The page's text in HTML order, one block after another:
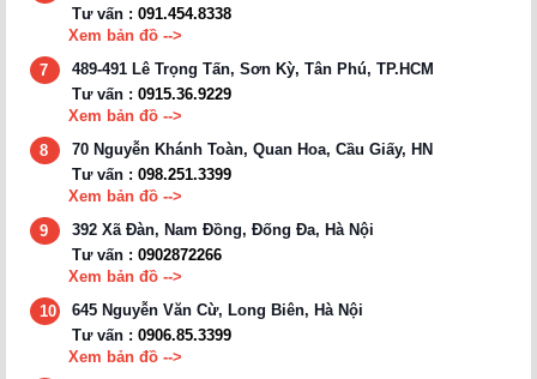
Tư vấn : 091.454.8338
Xem bản đồ -->
7
489-491 Lê Trọng Tấn, Sơn Kỳ, Tân Phú, TP.HCM
Tư vấn : 0915.36.9229
Xem bản đồ -->
8
70 Nguyễn Khánh Toàn, Quan Hoa, Cầu Giấy, HN
Tư vấn : 098.251.3399
Xem bản đồ -->
9
392 Xã Đàn, Nam Đồng, Đống Đa, Hà Nội
Tư vấn : 0902872266
Xem bản đồ -->
10
645 Nguyễn Văn Cừ, Long Biên, Hà Nội
Tư vấn : 0906.85.3399
Xem bản đồ -->